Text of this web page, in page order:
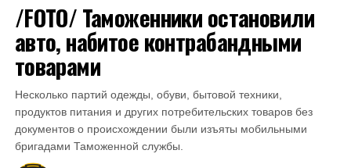
/FOTO/ Таможенники остановили
авто, набитое контрабандными
товарами
Несколько партий одежды, обуви, бытовой техники,
продуктов питания и других потребительских товаров без
документов о происхождении были изъяты мобильными
бригадами Таможенной службы.